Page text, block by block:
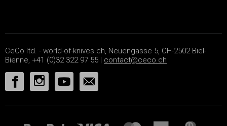
CeCo ltd. - world-of-knives.ch, Neuengasse 5, CH-2502 Biel-
Bienne, +41 (0)32 322 97 55 | contact@ceco.ch